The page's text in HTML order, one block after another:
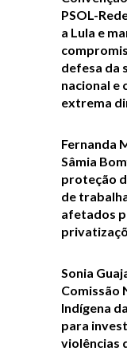
PSOL-
a Lula e
defesa da
nacional e
extrema
Fernanda
Sâmia
proteção
de
afetados
Sonia
Comissão
Indígena
para
violências